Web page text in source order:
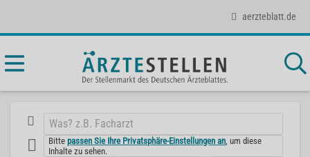
aerzteblatt.de
Bittepassen Sie Ihre Privatsphäre-Einstellungen an , um diese
Inhalte zu sehen.